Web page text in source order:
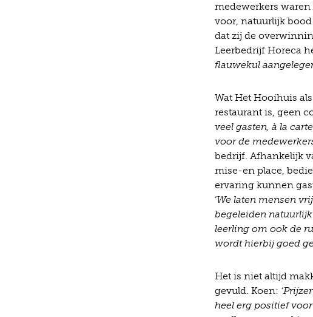
medewerkers
voor, natuurlijk
dat zij de
Leerbedrijf Horeca
flauwekul
Wat Het Hooihuis
restaurant is, geen
veel gasten, à la
voor de
bedrijf. Afhankelijk
mise-en place,
ervaring kunnen
‘We laten mensen
begeleiden
leerling om ook de
wordt hierbij goed
Het is niet altijd
gevuld. Koen:
heel erg positief